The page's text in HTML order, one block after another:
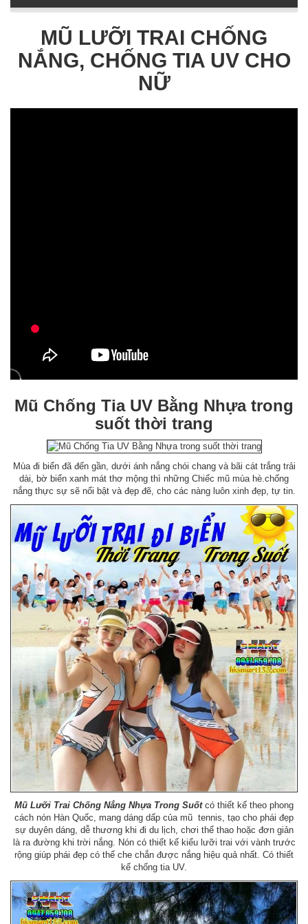
MŨ LƯỠI TRAI CHỐNG
NẮNG, CHỐNG TIA UV CHO
NỮ
Mũ Chống Tia UV Bằng Nhựa trong
suốt thời trang
Mùa đi biển đã đến gần, dưới ánh nắng chói chang và bãi cát trắng trải
dài, bờ biển xanh mát thơ mộng thì những Chiếc mũ mùa hè.chống
nắng thực sự sẽ nổi bật và đẹp đẽ, cho các nàng luôn xinh đẹp, tự tin.
Mũ Lưỡi Trai Chống Nắng Nhựa Trong Suốtcó thiết kế theo phong
cách nón Hàn Quốc, mang dáng dấp của mũ tennis, tạo cho phái đẹp
sự duyên dáng, dễ thương khi đi du lịch, chơi thể thao hoặc đơn giản
là ra đường khi trời nắng. Nón có thiết kế kiểu lưỡi trai với vành trước
rộng giúp phái đẹp có thể che chắn được nắng hiệu quả nhất. Có thiết
kế chống tia UV.